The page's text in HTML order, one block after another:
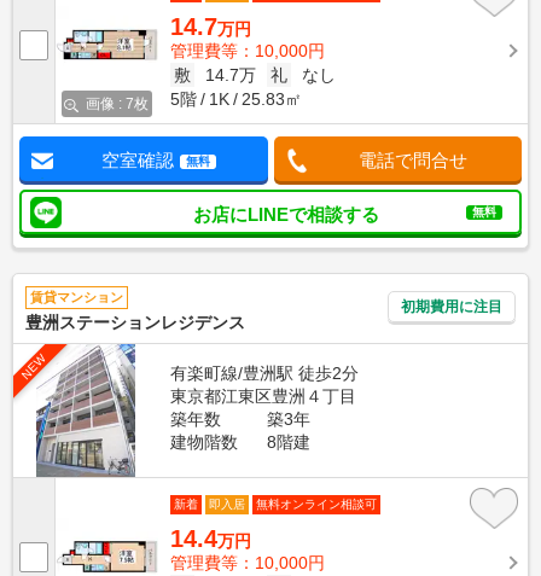
画像 : 7枚
14.7万円
管理費等：10,000円
敷
14.7万 礼
なし
5階
1K 25.83㎡
空室確認 無料 電話で問合せ
お店にLINEで相談する 無料
賃貸マンション
豊洲ステーションレジデンス
初期費用に注目
NEW
有楽町線/豊洲駅 徒歩2分
東京都江東区豊洲４丁目
築年数
築3年
建物階数
8階建
新着 即入居 無料オンライン相談可
14.4万円
管理費等：10,000円